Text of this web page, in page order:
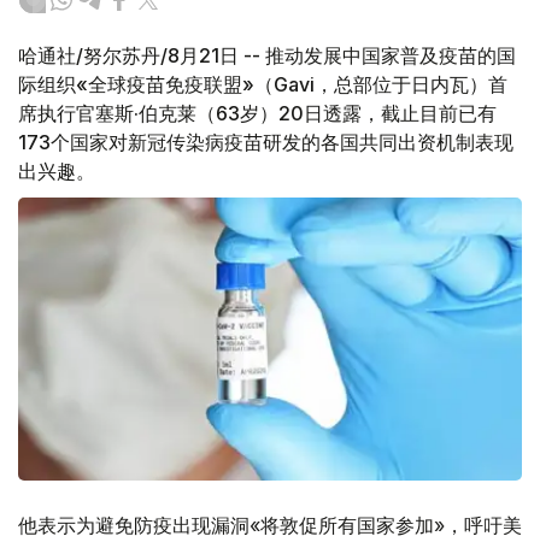
哈通社/努尔苏丹/8月21日 -- 推动发展中国家普及疫苗的国
际组织«全球疫苗免疫联盟»（Gavi，总部位于日内瓦）首
席执行官塞斯·伯克莱（63岁）20日透露，截止目前已有
173个国家对新冠传染病疫苗研发的各国共同出资机制表现
出兴趣。
他表示为避免防疫出现漏洞«将敦促所有国家参加»，呼吁美